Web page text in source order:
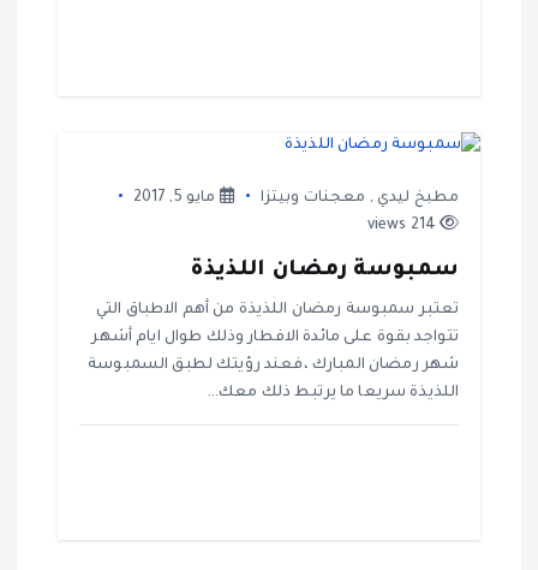
ت
مطبخ ليدي , معجنات وبيتزا
مايو 5, 2017
214 views
سمبوسة رمضان اللذيذة
تعتبر سمبوسة رمضان اللذيذة من أهم الاطباق التي
تتواجد بقوة على مائدة الافطار وذلك طوال ايام أشهر
شهر رمضان المبارك ،فعند رؤيتك لطبق السمبوسة
اللذيذة سريعا ما يرتبط ذلك معك…